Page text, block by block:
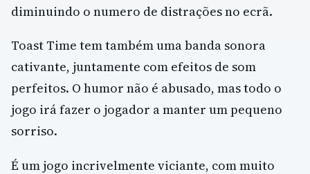
diminuindo o numero de distrações no ecrã.
Toast Time tem também uma banda sonora
cativante, juntamente com efeitos de som
perfeitos. O humor não é abusado, mas todo o
jogo irá fazer o jogador a manter um pequeno
sorriso.
É um jogo incrivelmente viciante, com muito